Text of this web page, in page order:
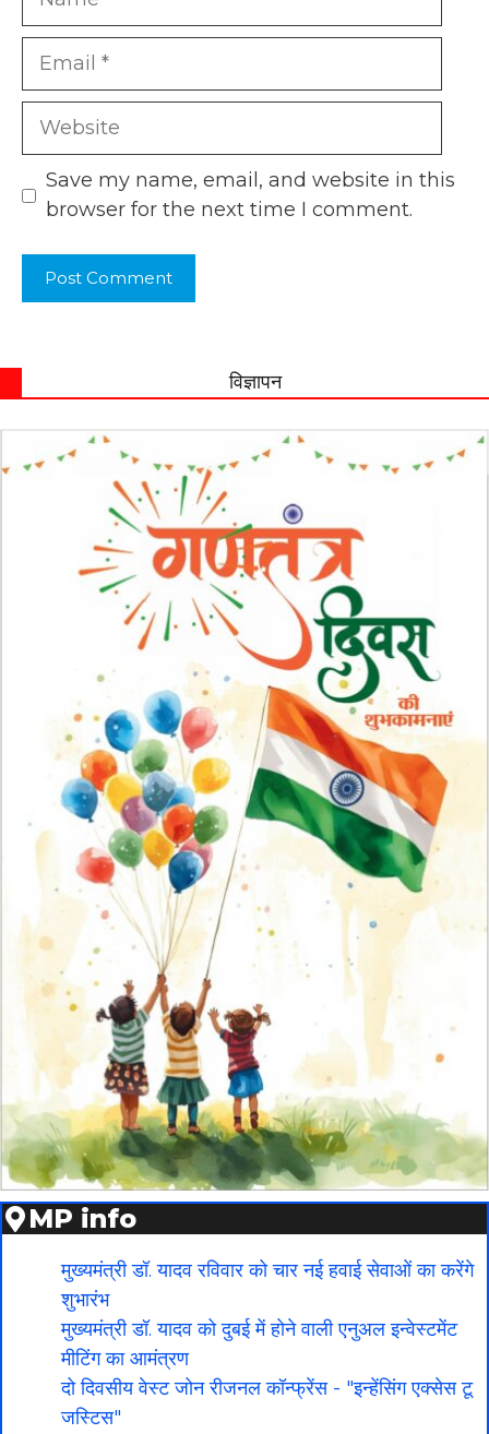
Email
Website
Save my name, email, and website in this
browser for the next time I comment.
विज्ञापन
MP info
मुख्यमंत्री डॉ. यादव रविवार को चार नई हवाई सेवाओं का करेंगे
शुभारंभ
मुख्यमंत्री डॉ. यादव को दुबई में होने वाली एनुअल इन्वेस्टमेंट
मीटिंग का आमंत्रण
दो दिवसीय वेस्ट जोन रीजनल कॉन्फ्रेंस - "इन्हेंसिंग एक्सेस टू
जस्टिस"